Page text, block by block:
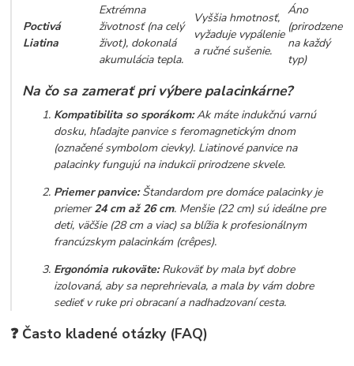
Poctivá
Liatina
Extrémna
životnosť (na celý
život), dokonalá
akumulácia tepla.
Vyššia hmotnosť,
vyžaduje vypálenie
a ručné sušenie.
Áno
(prirodzene
na každý
typ)
Na čo sa zamerať pri výbere palacinkárne?
Kompatibilita so sporákom:Ak máte indukčnú varnú
dosku, hľadajte panvice s feromagnetickým dnom
(označené symbolom cievky). Liatinové panvice na
palacinky fungujú na indukcii prirodzene skvele.
Priemer panvice:Štandardom pre domáce palacinky je
priemer24 cm až 26 cm. Menšie (22 cm) sú ideálne pre
deti, väčšie (28 cm a viac) sa blížia k profesionálnym
francúzskym palacinkám (crêpes).
Ergonómia rukoväte:Rukoväť by mala byť dobre
izolovaná, aby sa neprehrievala, a mala by vám dobre
sedieť v ruke pri obracaní a nadhadzovaní cesta.
❓ Často kladené otázky (FAQ)